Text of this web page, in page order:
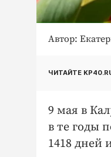
Автор:
ЧИТАЙТЕ
9 мая в
в те годы
1418 дней